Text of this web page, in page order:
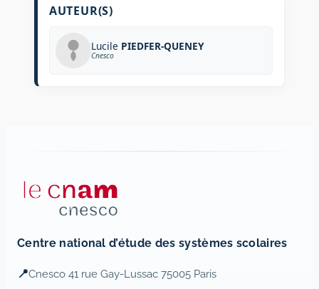
AUTEUR(S)
Lucile PIEDFER-QUENEY
Cnesco
Centre national d’étude des systèmes scolaires
📍Cnesco 41 rue Gay-Lussac 75005 Paris